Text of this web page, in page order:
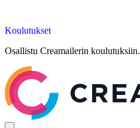
Koulutukset
Osallistu Creamailerin koulutuksiin.